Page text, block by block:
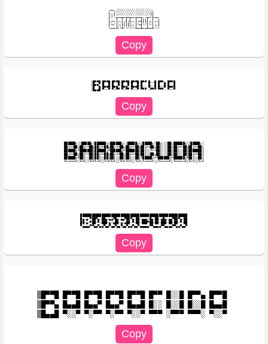
╭━━╮╱╱╱╱╱╱╱╱╱╱╱╱╱╱╱╱╱╱╭╮
┃╭╮┃╱╱╱╱╱╱╱╱╱╱╱╱╱╱╱╱╱╱┃┃
┃╰╯╰┳━━┳━┳━┳━━┳━━┳╮╭┳━╯┣━━╮
┃╭━╮┃╭╮┃╭┫╭┫╭╮┃╭━┫┃┃┃╭╮┃╭╮┃
┃╰━╯┃╭╮┃┃┃┃┃╭╮┃╰━┫╰╯┃╰╯┃╭╮┃
░█▀▀█ █▀▀█ █▀▀█ █▀▀█ █▀▀█ █▀▀ █──█ █▀▀▄ █▀▀█
░█▀▀▄ █▄▄█ █▄▄▀ █▄▄▀ █▄▄█ █── █──█ █──█ █▄▄█
░█▄▄█ ▀──▀ ▀─▀▀ ▀─▀▀ ▀──▀ ▀▀▀ ─▀▀▀ ▀▀▀─ ▀──▀
██████╗░░█████╗░██████╗░██████╗░░█████╗░░█████╗░██╗░░░██╗██████╗░░█████╗░
██╔══██╗██╔══██╗██╔══██╗██╔══██╗██╔══██╗██╔══██╗██║░░░██║██╔══██╗██╔══██╗
██████╦╝███████║██████╔╝██████╔╝███████║██║░░╚═╝██║░░░██║██║░░██║███████║
██╔══██╗██╔══██║██╔══██╗██╔══██╗██╔══██║██║░░██╗██║░░░██║██║░░██║██╔══██║
██████╦╝██║░░██║██║░░██║██║░░██║██║░░██║╚█████╔╝╚██████╔╝██████╔╝██║░░██║
████████████████████████████████████████████████████████
█▄─▄─▀██▀▄─██▄─▄▄▀█▄─▄▄▀██▀▄─██─▄▄▄─█▄─██─▄█▄─▄▄▀██▀▄─██
██─▄─▀██─▀─███─▄─▄██─▄─▄██─▀─██─███▀██─██─███─██─██─▀─██
▒█▀▀█ █▀▀█ █▀▀█ █▀▀█ █▀▀█ █▀▀ █░░█ █▀▀▄ █▀▀█
▒█▀▀▄ █▄▄█ █▄▄▀ █▄▄▀ █▄▄█ █░░ █░░█ █░░█ █▄▄█
▒█▄▄█ ▀░░▀ ▀░▀▀ ▀░▀▀ ▀░░▀ ▀▀▀ ░▀▀▀ ▀▀▀░ ▀░░▀